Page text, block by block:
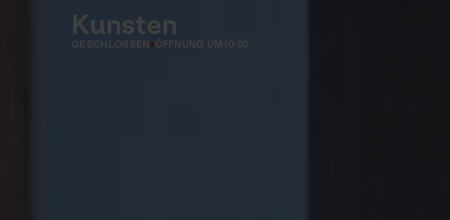
Kunsten
GESCHLOSSEN ÖFFNUNG UM 10:00